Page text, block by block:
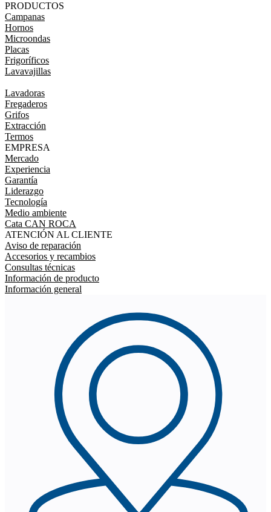
PRODUCTOS
Campanas
Hornos
Microondas
Placas
Frigoríficos
Lavavajillas
Lavadoras
Fregaderos
Grifos
Extracción
Termos
EMPRESA
Mercado
Experiencia
Garantía
Liderazgo
Tecnología
Medio ambiente
Cata CAN ROCA
ATENCIÓN AL CLIENTE
Aviso de reparación
Accesorios y recambios
Consultas técnicas
Información de producto
Información general